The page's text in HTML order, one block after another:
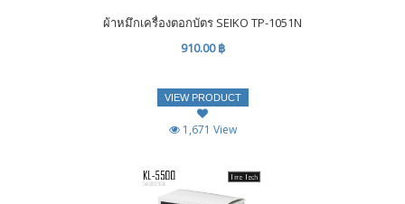
ผ้าหมึกเครื่องตอกบัตร SEIKO TP-1051N
910.00 ฿
VIEW PRODUCT
1,671 View